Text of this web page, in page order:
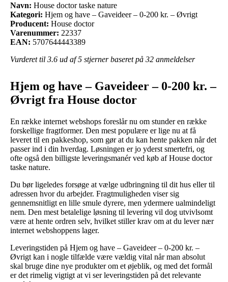
Navn: House doctor taske nature
Kategori: Hjem og have – Gaveideer – 0-200 kr. – Øvrigt
Producent: House doctor
Varenummer: 22337
EAN: 5707644443389
Vurderet til 3.6 ud af 5 stjerner baseret på 32 anmeldelser
Hjem og have – Gaveideer – 0-200 kr. –
Øvrigt fra House doctor
En række internet webshops foreslår nu om stunder en række
forskellige fragtformer. Den mest populære er lige nu at få
leveret til en pakkeshop, som gør at du kan hente pakken når det
passer ind i din hverdag. Løsningen er jo yderst smertefri, og
ofte også den billigste leveringsmanér ved køb af House doctor
taske nature.
Du bør ligeledes forsøge at vælge udbringning til dit hus eller til
adressen hvor du arbejder. Fragtmuligheden viser sig
gennemsnitligt en lille smule dyrere, men ydermere ualmindeligt
nem. Den mest betalelige løsning til levering vil dog utvivlsomt
være at hente ordren selv, hvilket stiller krav om at du lever nær
internet webshoppens lager.
Leveringstiden på Hjem og have – Gaveideer – 0-200 kr. –
Øvrigt kan i nogle tilfælde være vældig vital når man absolut
skal bruge dine nye produkter om et øjeblik, og med det formål
er det rimelig vigtigt at vi ser leveringstiden på det relevante